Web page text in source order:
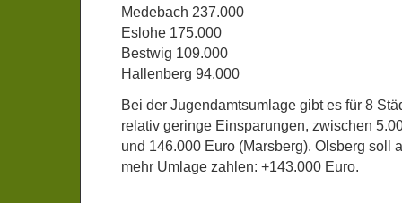
Medebach 237.000
Eslohe 175.000
Bestwig 109.000
Hallenberg 94.000
Bei der Jugendamtsumlage gibt es für 8
relativ geringe Einsparungen, zwischen
und 146.000 Euro (Marsberg). Olsberg soll
mehr Umlage zahlen: +143.000 Euro.